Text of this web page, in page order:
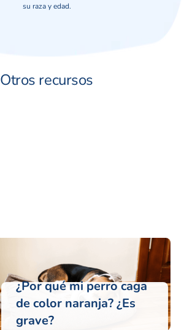
su raza y edad.
Otros recursos
¿Por qué mi perro caga
de color naranja? ¿Es
grave?